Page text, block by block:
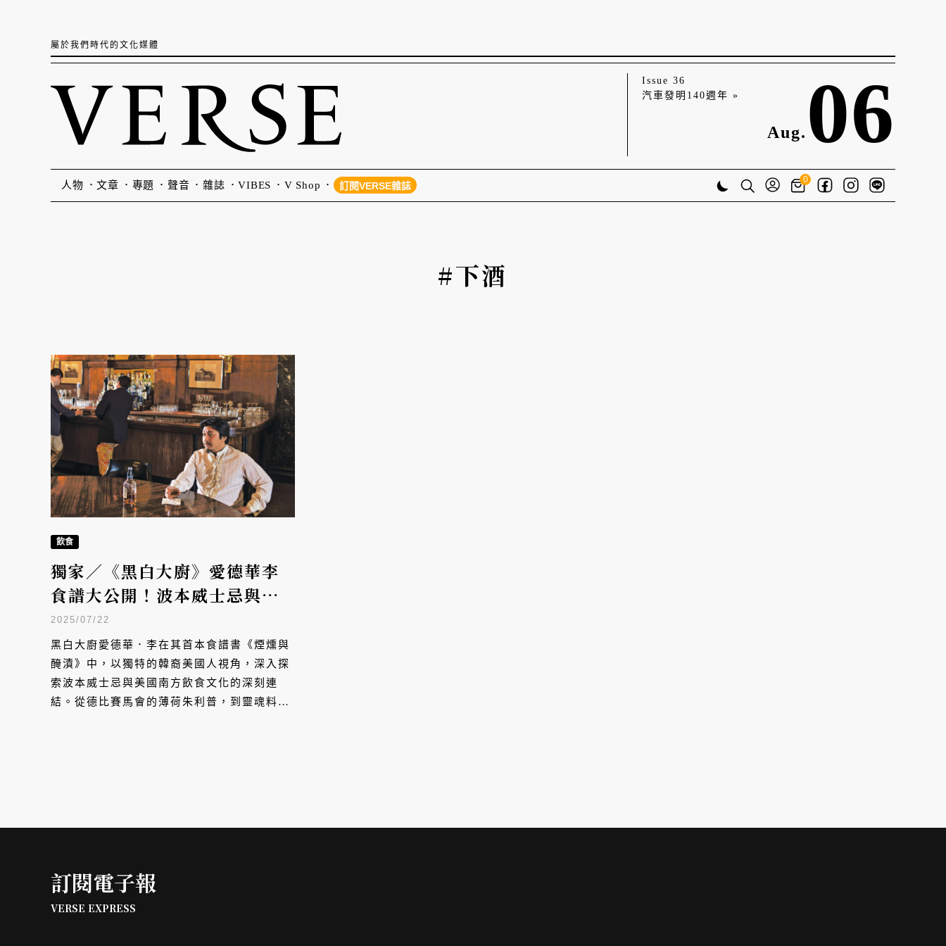
屬於我們時代的文化媒體
Issue 36
汽車發明140週年 »
Aug. 06
人物 文章 專題 聲音 雜誌 VIBES V Shop 訂閱VERSE雜誌
0
#下酒
飲食
獨家／《黑白大廚》愛德華李
食譜大公開！波本威士忌與下
酒菜教學：「治療流感的方
法？就是拼命喝威士忌！」
2025/07/22
黑白大廚愛德華．李在其首本食譜書《煙燻與
醃漬》中，以獨特的韓裔美國人視角，深入探
索波本威士忌與美國南方飲食文化的深刻連
結。從德比賽馬會的薄荷朱利普，到靈魂料理
訂閱電子報
VERSE EXPRESS